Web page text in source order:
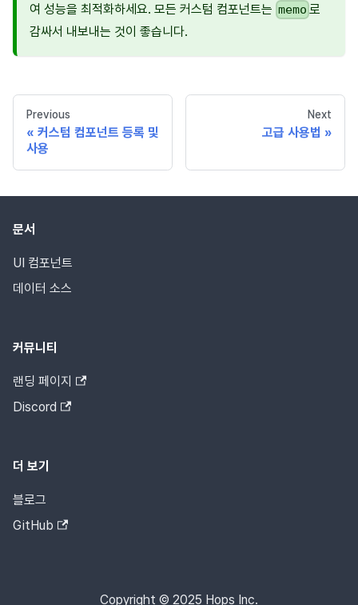
여 성능을 최적화하세요. 모든 커스텀 컴포넌트는 memo 로
감싸서 내보내는 것이 좋습니다.
Previous
커스텀 컴포넌트 등록 및
사용
Next
고급 사용법
문서
UI 컴포넌트
데이터 소스
커뮤니티
랜딩 페이지
Discord
더 보기
블로그
GitHub
Copyright © 2025 Hops Inc.